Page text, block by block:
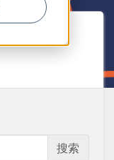
搜索